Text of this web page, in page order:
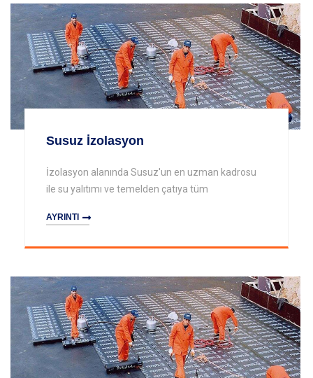
Susuz İzolasyon
İzolasyon alanında Susuz'un en uzman kadrosu
ile su yalıtımı ve temelden çatıya tüm
AYRINTI